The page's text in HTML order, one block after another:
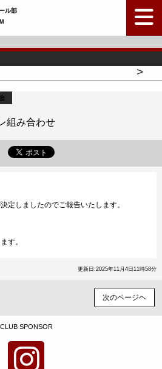
ル部
>
組み合わせ
定しましたのでご報告いたします。
す。
更新日:2025年11月4日11時58分
次のページヘ
CLUB SPONSOR